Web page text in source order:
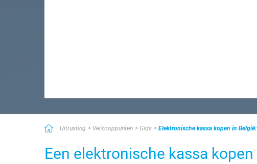
Uitrusting Verkooppunten Gids Elektronische kassa kopen in
Een elektronische kassa